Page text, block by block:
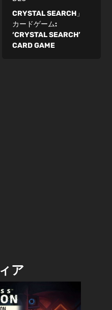
CRYSTAL SEARCH」
カードゲーム:
‘CRYSTAL SEARCH’
CARD GAME
ア